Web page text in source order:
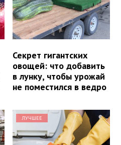
Секрет гигантских
овощей: что добавить
в лунку, чтобы урожай
не поместился в ведро
ЛУЧШЕЕ